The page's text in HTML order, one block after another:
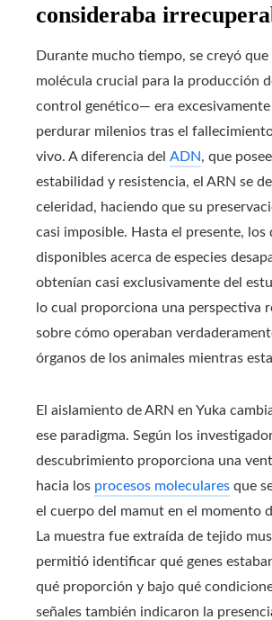
consideraba
Durante mucho tiempo, se creyó
molécula crucial para la producción
control genético— era
perdurar milenios tras el
vivo. A diferencia del ADN, que
estabilidad y resistencia, el ARN se
celeridad, haciendo que su
casi imposible. Hasta el presente, los
disponibles acerca de especies
obtenían casi exclusivamente del
lo cual proporciona una perspectiva
sobre cómo operaban
órganos de los animales mientras
El aislamiento de ARN en Yuka
ese paradigma. Según los
descubrimiento proporciona una
hacia los procesos moleculares que
el cuerpo del mamut en el momento
La muestra fue extraída de tejido
permitió identificar qué genes
qué proporción y bajo qué
señales también indicaron la